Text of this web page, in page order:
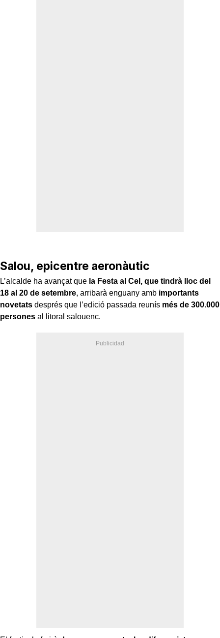
Salou, epicentre aeronàutic
L’alcalde ha avançat que la Festa al Cel, que tindrà lloc del
18 al 20 de setembre, arribarà enguany amb importants
novetats després que l’edició passada reunís més de 300.000
persones al litoral salouenc.